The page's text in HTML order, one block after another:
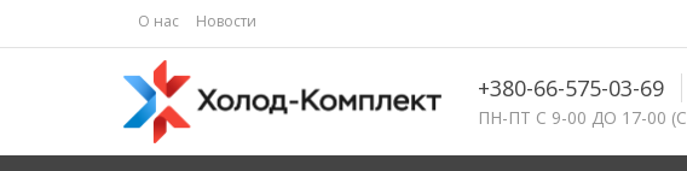
О нас Новости
+380-66-575-03-69
ПН-ПТ С 9-00 ДО 17-00